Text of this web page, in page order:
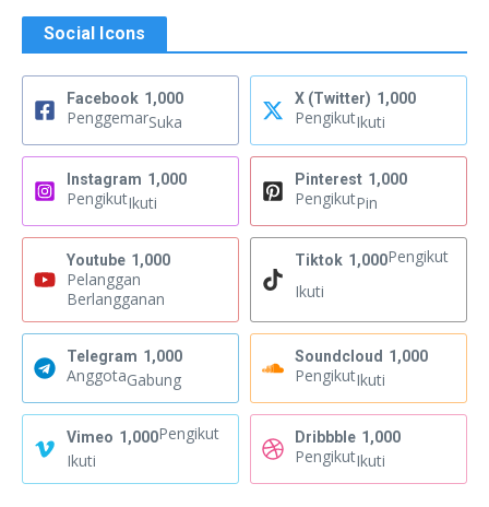
Social Icons
Facebook 1,000
PenggemarSuka
X (Twitter) 1,000
PengikutIkuti
Instagram 1,000
PengikutIkuti
Pinterest 1,000
PengikutPin
Youtube 1,000
Pelanggan
Berlangganan
Tiktok 1,000Pengikut
Ikuti
Telegram 1,000
AnggotaGabung
Soundcloud 1,000
PengikutIkuti
Vimeo 1,000Pengikut
Ikuti
Dribbble 1,000
PengikutIkuti